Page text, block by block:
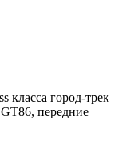
класса город-трек
передние